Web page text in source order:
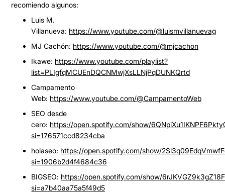
recomiendo algunos:
Luis M.
Villanueva: https://www.youtube.com/@luismvillanuevag
MJ Cachón: https://www.youtube.com/@mjcachon
Ikawe: https://www.youtube.com/playlist?
list=PLIgfqMCUEnDQCNMwjXsLLNjPqDUNKQrtd
Campamento
Web: https://www.youtube.com/@CampamentoWeb
SEO desde
cero: https://open.spotify.com/show/
si=176571ccd8234cba
holaseo: https://open.spotify.com/show/
si=1906b2d4f4684c36
BIGSEO: https://open.spotify.com/show/
si=a7b40aa75a5f49d5